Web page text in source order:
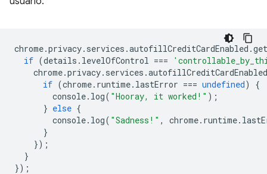
chrome.privacy. services .autofillCreditCardEnabled .get
if (details . levelOfControl ===
chrome.privacy. services .autofillCreditCardEnabled
if (chrome. runtime. lastError === undefined)
{
console. log( "Hooray, it worked!" );
} else {
console. log( "Sadness!" , chrome. runtime.
}
});
}
});